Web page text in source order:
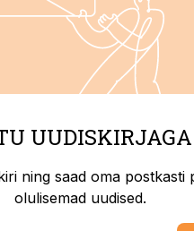
UUDISKIRJAGA
ning saad oma postkasti
olulisemad uudised.